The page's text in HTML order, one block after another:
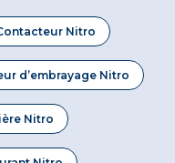
Nitro
d’embrayage Nitro
Nitro